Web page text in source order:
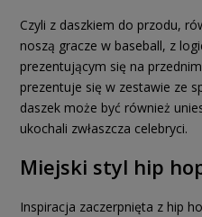
Czyli z daszkiem do przodu,
noszą gracze w baseball, z
prezentującym się na
prezentuje się w zestawie ze
daszek może być również
ukochali zwłaszcza celebryci.
Miejski styl hip
Inspiracja zaczerpnięta z hip